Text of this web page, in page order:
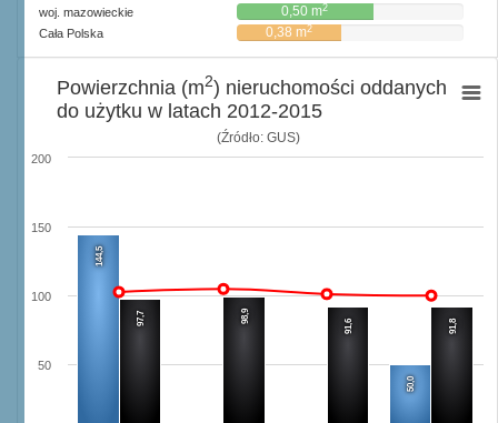
woj. mazowieckie 0,50 m2
Cała Polska 0,38 m2
(Źródło: GUS)
144,5
50,0
97,7 98,9
91,6 91,8
50
100
150
200
Powierzchnia (m2) nieruchomości oddanych
do użytku w latach 2012-2015